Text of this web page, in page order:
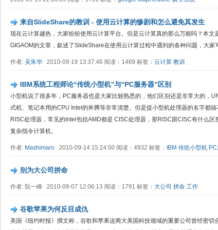
来自SlideShare的教训 - 使用云计算的惨剧和怎么避免其发生
现在云计算越热，大家纷纷使用云计算平台。但是云计算真的那么万能吗？本
GIGAOM的文章，叙述了SlideShare在使用云计算过程中遇到的各种问题，大家
作者: 吴朱华 2010-09-19 13:37:46 阅读：1469 标签： 云计算 教训
IBM系统工程师论“传统小型机”与“PC服务器”区别
小型机说了很多年，PC服务器也是大家比较熟悉的，他们区别还是非常大的，
式机、笔记本用的CPU Intel的奔腾等非常清楚。但是提小型机处理器的名字都
RISC处理器，常见的Intel包括AMD都是 CISC处理器，那RISC跟CISC有什么
复杂指令计算机。
作者: Mashimaro 2010-09-14 15:24:00 阅读：4932 标签： IBM 传统小型机
别为大公司拼命
作者: 阮一峰 2010-09-07 12:06:13 阅读：1791 标签： 大公司 拼命 工作
谷歌苹果为何反目成仇
美国《纽约时报》撰文称，谷歌和苹果这两大美国科技领域的重要公司曾经密